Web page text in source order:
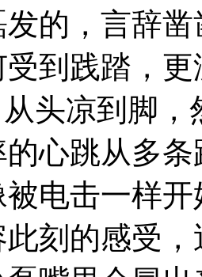
的，言辞
到践踏，
从头凉到脚
的心跳从多
电击一样
刻的感受